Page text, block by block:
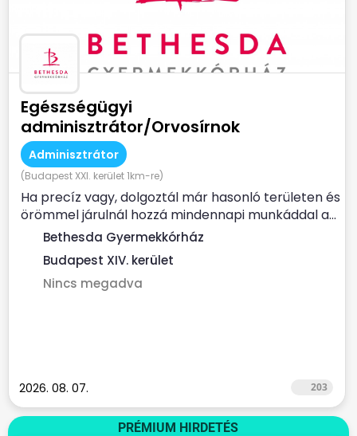
Egészségügyi
adminisztrátor/Orvosírnok
Adminisztrátor
(Budapest XXI. kerület 1km-re)
Ha precíz vagy, dolgoztál már hasonló területen és
örömmel járulnál hozzá mindennapi munkáddal a...
Bethesda Gyermekkórház
Budapest XIV. kerület
Nincs megadva
2026. 08. 07. 203
PRÉMIUM HIRDETÉS